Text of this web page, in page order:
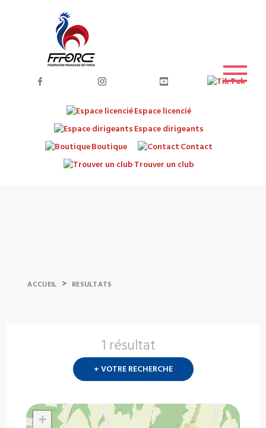
Espace licencié
Espace dirigeants
Boutique
Contact
Trouver un club
ACCUEIL > RESULTATS
1 résultat
+ VOTRE RECHERCHE
+